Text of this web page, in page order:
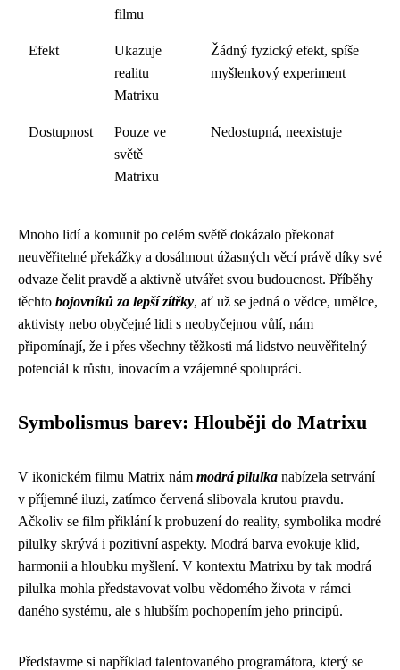
filmu
Efekt
Ukazuje
realitu
Matrixu
Žádný fyzický efekt, spíše
myšlenkový experiment
Dostupnost
Pouze ve
světě
Matrixu
Nedostupná, neexistuje
Mnoho lidí a komunit po celém světě dokázalo překonat
neuvěřitelné překážky a dosáhnout úžasných věcí právě díky své
odvaze čelit pravdě a aktivně utvářet svou budoucnost. Příběhy
těchto bojovníků za lepší zítřky, ať už se jedná o vědce, umělce,
aktivisty nebo obyčejné lidi s neobyčejnou vůlí, nám
připomínají, že i přes všechny těžkosti má lidstvo neuvěřitelný
potenciál k růstu, inovacím a vzájemné spolupráci.
Symbolismus barev: Hlouběji do Matrixu
V ikonickém filmu Matrix nám modrá pilulka nabízela setrvání
v příjemné iluzi, zatímco červená slibovala krutou pravdu.
Ačkoliv se film přiklání k probuzení do reality, symbolika modré
pilulky skrývá i pozitivní aspekty. Modrá barva evokuje klid,
harmonii a hloubku myšlení. V kontextu Matrixu by tak modrá
pilulka mohla představovat volbu vědomého života v rámci
daného systému, ale s hlubším pochopením jeho principů.
Představme si například talentovaného programátora, který se